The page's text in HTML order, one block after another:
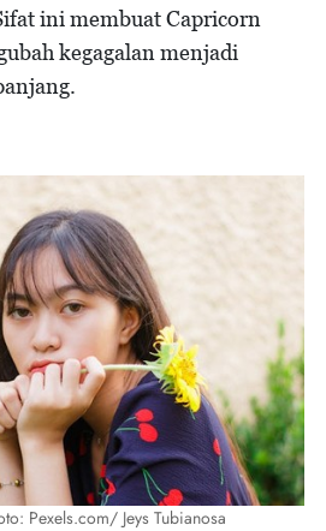
ini membuat Capricorn
kegagalan menjadi
Pexels.com/ Jeys Tubianosa